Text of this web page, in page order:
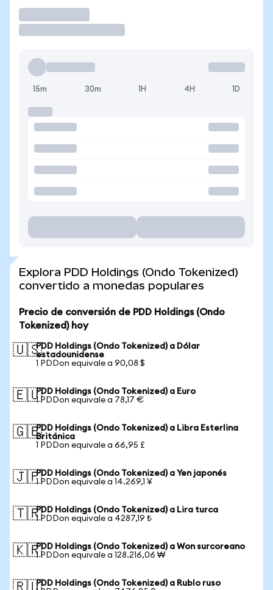
15m 30m 1H 4H 1D
Explora PDD Holdings (Ondo Tokenized)
convertido a monedas populares
Precio de conversión de PDD Holdings (Ondo
Tokenized) hoy
🇺🇸PDD Holdings (Ondo Tokenized) a Dólar
estadounidense
1 PDDon equivale a 90,08 $
🇪🇺PDD Holdings (Ondo Tokenized) a Euro
1 PDDon equivale a 78,17 €
🇬🇧PDD Holdings (Ondo Tokenized) a Libra Esterlina
Británica
1 PDDon equivale a 66,95 £
🇯🇵PDD Holdings (Ondo Tokenized) a Yen japonés
1 PDDon equivale a 14.269,1 ¥
🇹🇷PDD Holdings (Ondo Tokenized) a Lira turca
1 PDDon equivale a 4287,19 ₺
🇰🇷PDD Holdings (Ondo Tokenized) a Won surcoreano
1 PDDon equivale a 128.216,06 ₩
PDD Holdings (Ondo Tokenized) a Rublo ruso